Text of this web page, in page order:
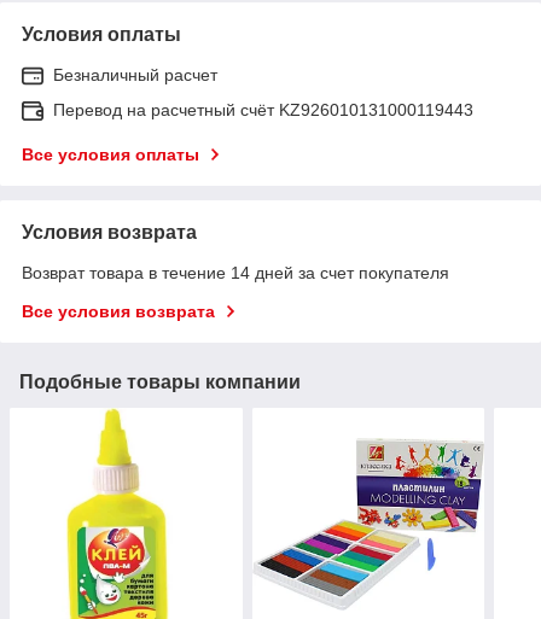
Условия оплаты
Безналичный расчет
Перевод на расчетный счёт KZ926010131000119443
Все условия оплаты
Условия возврата
Возврат товара в течение 14 дней за счет покупателя
Все условия возврата
Подобные товары компании